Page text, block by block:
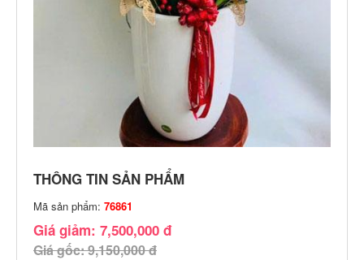
THÔNG TIN SẢN PHẨM
Mã sản phẩm: 76861
Giá giảm: 7,500,000 đ
Giá gốc: 9,150,000 đ